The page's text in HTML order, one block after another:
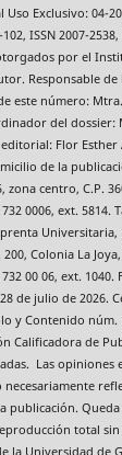
Uso Exclusivo: 04-
ISSN 2007-
por el
Responsable
este número:
del dossier:
editorial: Flor Esther
de la
zona centro, C.P.
0006, ext. 5814.
Universitaria,
Colonia La Joya,
00 06, ext. 1040.
de julio de 2026.
y Contenido núm.
Calificadora de
Las opiniones
necesariamente
publicación.
total
la Universidad de